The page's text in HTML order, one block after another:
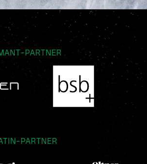
PARTNER
PARTNER